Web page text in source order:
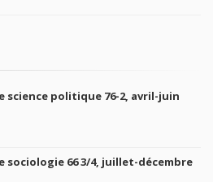
science politique 76-2, avril-juin
sociologie 66 3/4, juillet-décembre